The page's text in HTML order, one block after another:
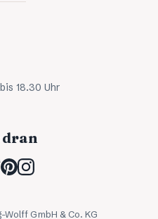
18.30 Uhr
dran
Wolff GmbH & Co. KG